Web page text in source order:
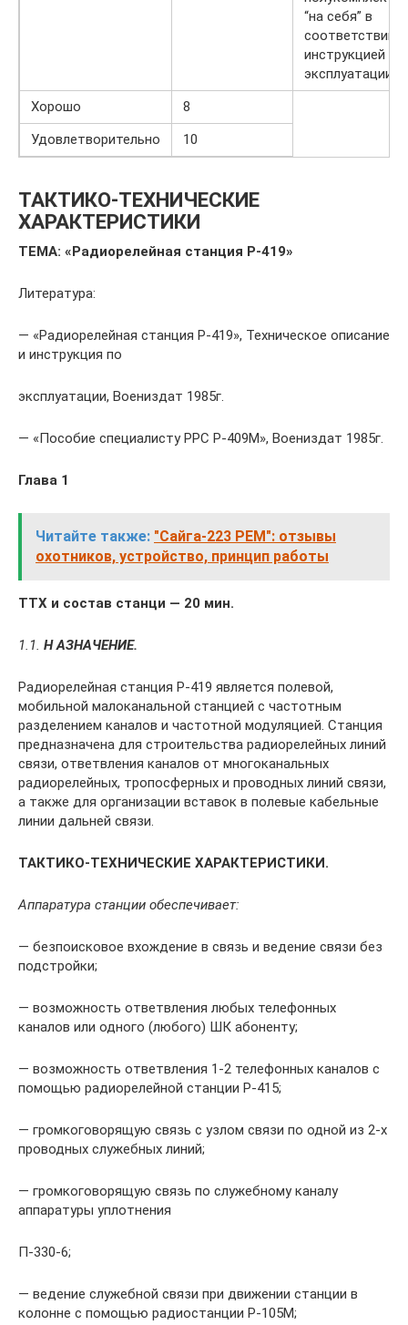
“на себя” в
соответствии с
инструкцией по
эксплуатации.
Хорошо
8
Удовлетворительно
10
ТАКТИКО-ТЕХНИЧЕСКИЕ
ХАРАКТЕРИСТИКИ
ТЕМА: «Радиорелейная станция Р-419»
Литература:
— «Радиорелейная станция Р-419», Техническое описание
и инструкция по
эксплуатации, Воениздат 1985г.
— «Пособие специалисту РРС Р-409М», Воениздат 1985г.
Глава 1
Читайте также: "Сайга-223 РЕМ": отзывы
охотников, устройство, принцип работы
ТТХ и состав станци — 20 мин.
1.1. Н АЗНАЧЕНИЕ.
Радиорелейная станция Р-419 является полевой,
мобильной малоканальной станцией с частотным
разделением каналов и частотной модуляцией. Станция
предназначена для строительства радиорелейных линий
связи, ответвления каналов от многоканальных
радиорелейных, тропосферных и проводных линий связи,
а также для организации вставок в полевые кабельные
линии дальней связи.
ТАКТИКО-ТЕХНИЧЕСКИЕ ХАРАКТЕРИСТИКИ.
Аппаратура станции обеспечивает:
— безпоисковое вхождение в связь и ведение связи без
подстройки;
— возможность ответвления любых телефонных
каналов или одного (любого) ШК абоненту;
— возможность ответвления 1-2 телефонных каналов с
помощью радиорелейной станции Р-415;
— громкоговорящую связь с узлом связи по одной из 2-х
проводных служебных линий;
— громкоговорящую связь по служебному каналу
аппаратуры уплотнения
П-330-6;
— ведение служебной связи при движении станции в
колонне с помощью радиостанции Р-105М;